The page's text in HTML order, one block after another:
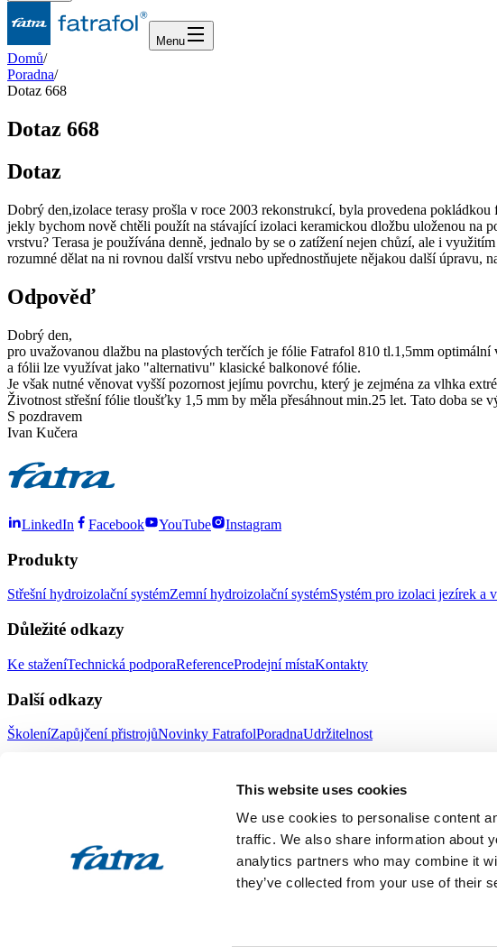
This website uses cookies
We use cookies to personalise content
traffic. We also share information about
analytics partners who may combine it
they’ve collected from your use of their
Menu
Domů/
Poradna/
Dotaz 668
Dotaz 668
Dotaz
Dobrý den,izolace terasy prošla v roce 2003 rekonstrukcí, byla provedena
jekly bychom nově chtěli použít na stávající izolaci keramickou dložbu uloženou na
vrstvu? Terasa je používána denně, jednalo by se o zatížení nejen chůzí, ale i
rozumné dělat na ni rovnou další vrstvu nebo upřednostňujete nějakou další úpravu,
Odpověď
Dobrý den,
pro uvažovanou dlažbu na plastových terčích je fólie Fatrafol 810 tl.1,5mm
a fólii lze využívat jako "alternativu" klasické balkonové fólie.
Je však nutné věnovat vyšší pozornost jejímu povrchu, který je zejména za vlhka
Životnost střešní fólie tloušťky 1,5 mm by měla přesáhnout min.25 let. Tato doba se
S pozdravem
Ivan Kučera
LinkedIn Facebook YouTube Instagram
Produkty
Střešní hydroizolační systémZemní hydroizolační systémSystém pro izolaci jezírek a
Důležité odkazy
Ke staženíTechnická podporaReferenceProdejní místaKontakty
Další odkazy
ŠkoleníZapůjčení přistrojůNovinky FatrafolPoradnaUdržitelnost
Volné pozice Ochrana oznamovatelů